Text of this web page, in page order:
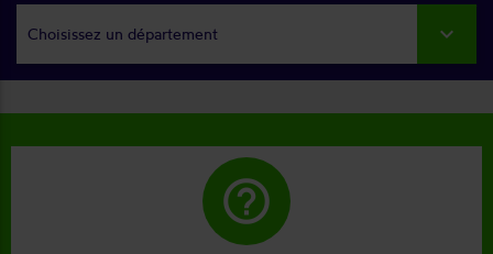
Choisissez un département
help_outline